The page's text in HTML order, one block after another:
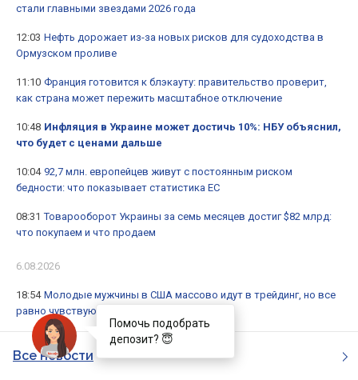
стали главными звездами 2026 года
12:03 Нефть дорожает из-за новых рисков для судоходства в
Ормузском проливе
11:10 Франция готовится к блэкауту: правительство проверит,
как страна может пережить масштабное отключение
10:48 Инфляция в Украине может достичь 10%: НБУ объяснил,
что будет с ценами дальше
10:04 92,7 млн. европейцев живут с постоянным риском
бедности: что показывает статистика ЕС
08:31 Товарооборот Украины за семь месяцев достиг $82 млрд:
что покупаем и что продаем
6.08.2026
18:54 Молодые мужчины в США массово идут в трейдинг, но все
равно чувствуют себя неудачниками
Все новости
Помочь подобрать
депозит? 😇